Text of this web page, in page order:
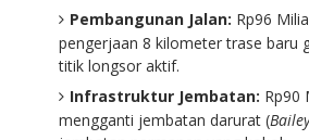
Pembangunan Jalan: Rp96
pengerjaan 8 kilometer trase baru
titik longsor aktif.
Infrastruktur Jembatan: Rp90
mengganti jembatan darurat (Bailey